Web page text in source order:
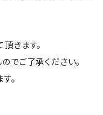
きます。
でご了承ください。
。